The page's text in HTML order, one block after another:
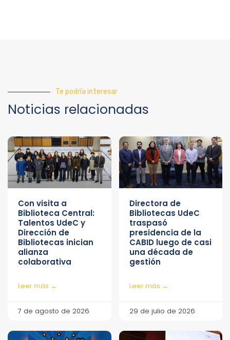
Te podría interesar
Noticias relacionadas
Con visita a
Biblioteca Central:
Talentos UdeC y
Dirección de
Bibliotecas inician
alianza
colaborativa
Leer más →
7 de agosto de 2026
Directora de
Bibliotecas UdeC
traspasó
presidencia de la
CABID luego de casi
una década de
gestión
Leer más →
29 de julio de 2026